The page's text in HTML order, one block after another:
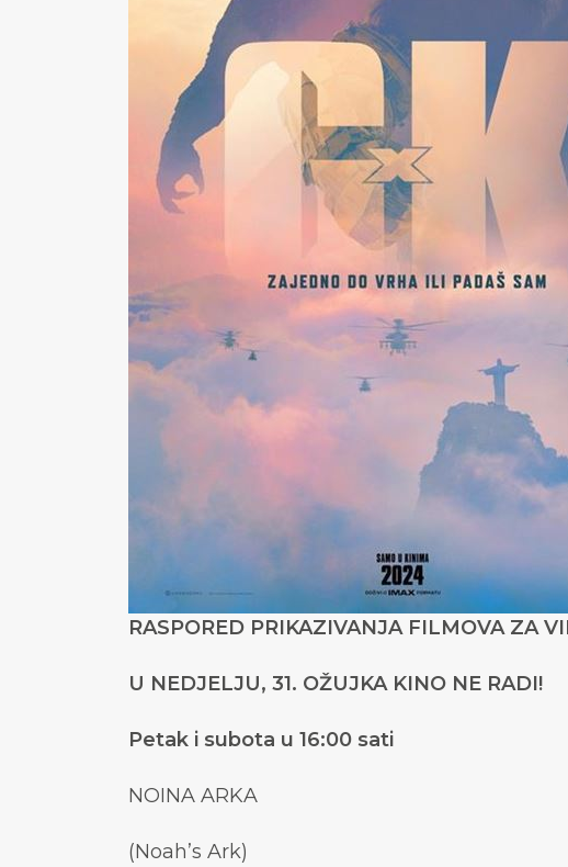
RASPORED PRIKAZIVANJA FILMOVA ZA
U NEDJELJU, 31. OŽUJKA KINO NE RADI!
Petak i subota u 16:00 sati
NOINA ARKA
(Noah’s Ark)